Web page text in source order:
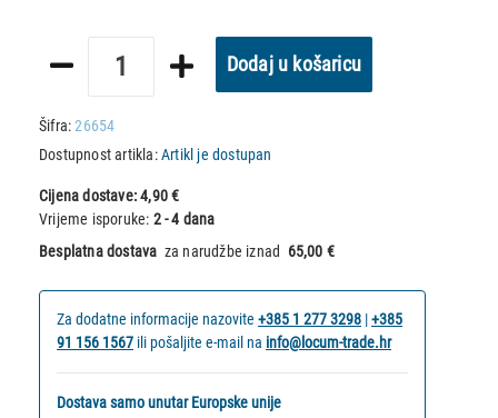
Dodaj u košaricu
Šifra:26654
Dostupnost artikla:Artikl je dostupan
Cijena dostave:4,90 €
Vrijeme isporuke: 2 - 4 dana
Besplatna dostava za narudžbe iznad 65,00 €
Za dodatne informacije nazovite +385 1 277 3298 |+385
91 156 1567 ili pošaljite e-mail na info@locum-trade.hr
Dostava samo unutar Europske unije